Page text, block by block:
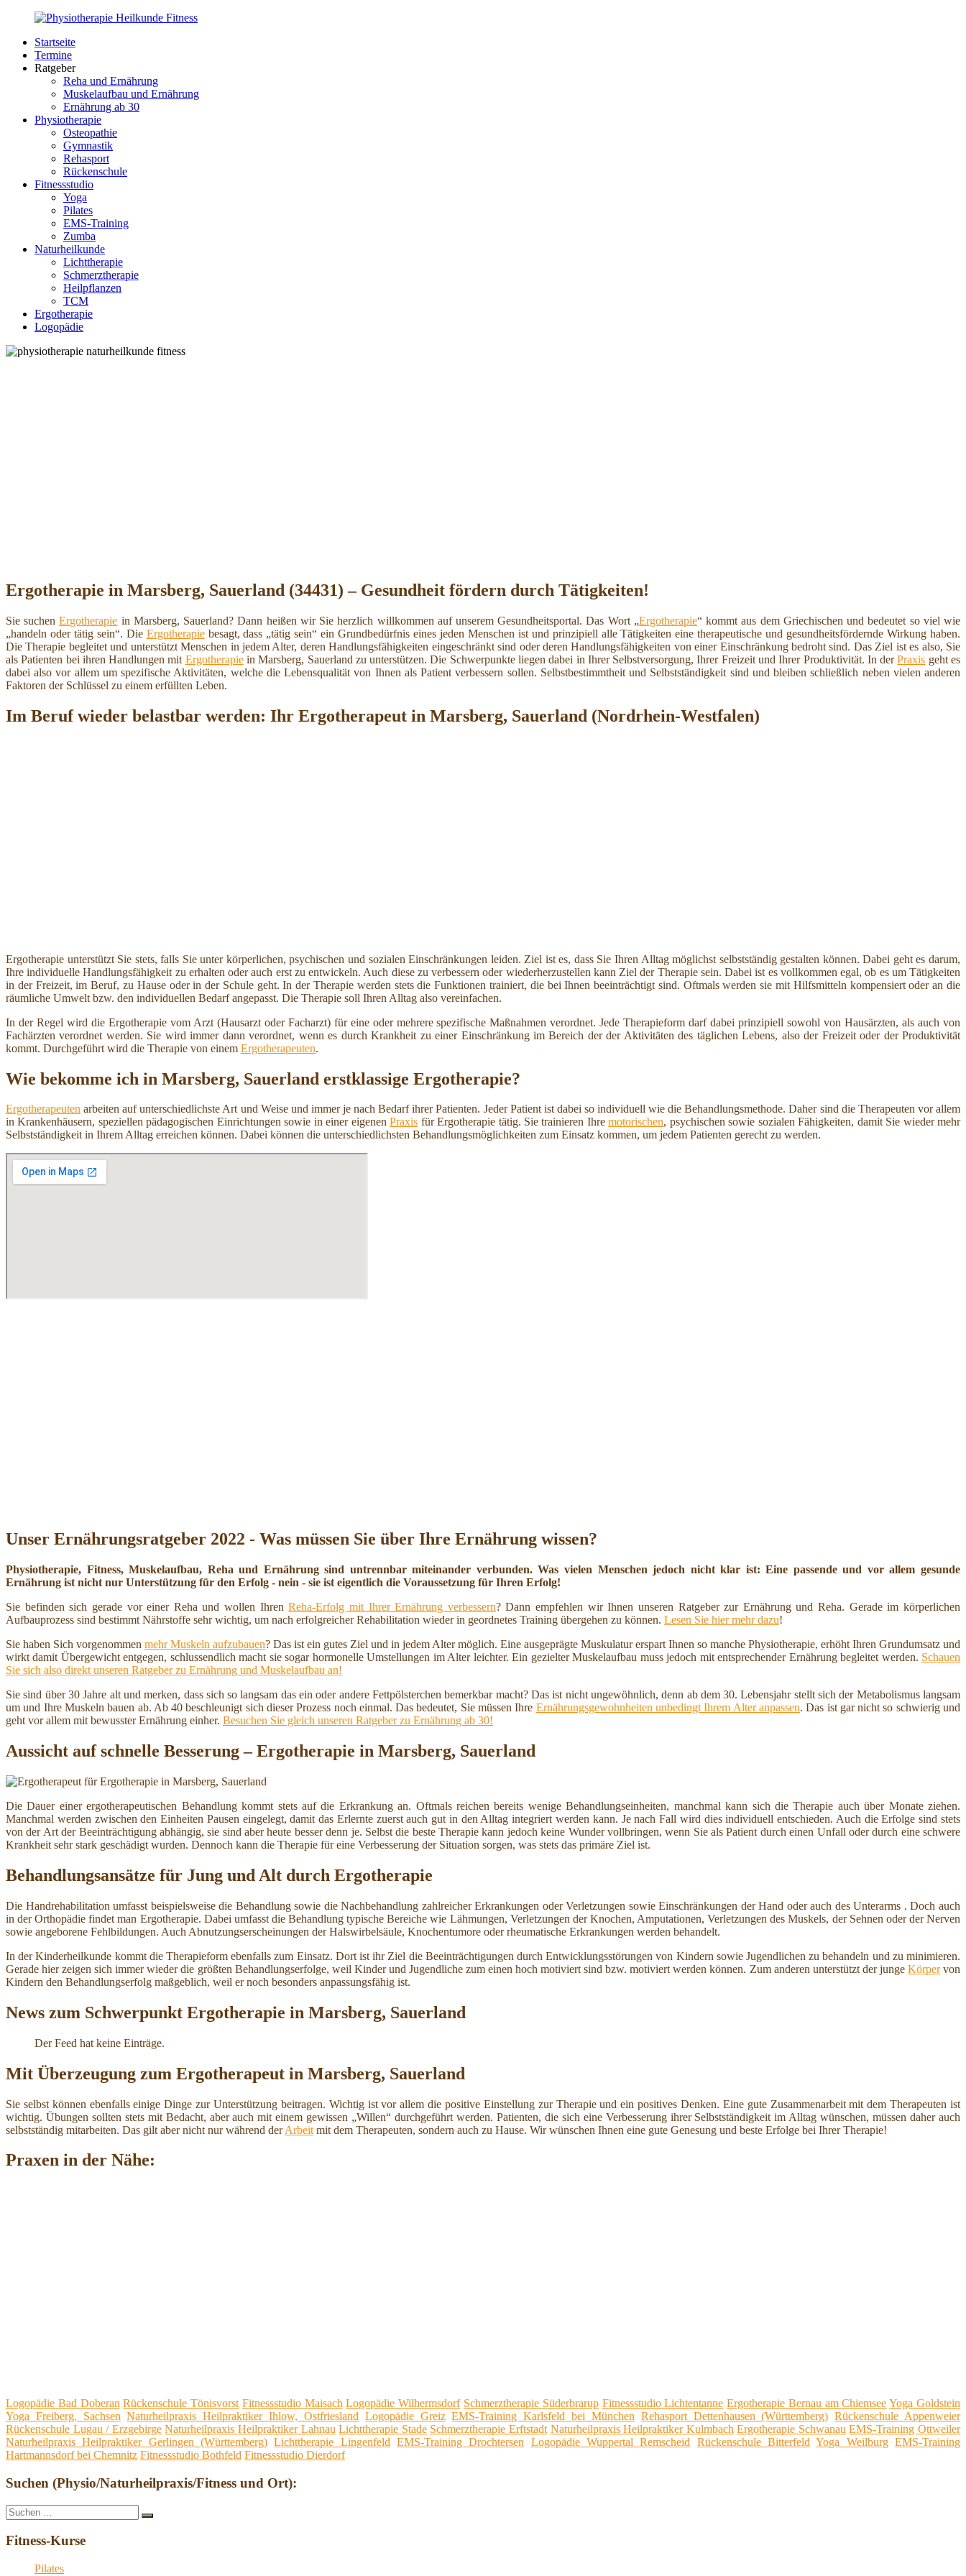
Zurück
Inhalt
PhysioMed-
Fit.de
Gesundheit
Startseite
Termine
Ratgeber
Reha und Ernährung
Muskelaufbau und Ernährung
Ernährung ab 30
Physiotherapie
Osteopathie
Gymnastik
Rehasport
Rückenschule
Fitnessstudio
Yoga
Pilates
EMS-Training
Zumba
Naturheilkunde
Lichttherapie
Schmerztherapie
Heilpflanzen
TCM
Ergotherapie
Logopädie
Ergotherapie in Marsberg, Sauerland (34431) – Gesundheit fördern durch Tätigkeiten!
Sie suchenErgotherapie in Marsberg, Sauerland? Dann heißen wir Sie herzlich willkommen auf unserem Gesundheitsportal. Das Wort „Ergotherapie“ kommt aus dem Griechischen und bedeutet so viel wie
„handeln oder tätig sein“. Die Ergotherapiebesagt, dass „tätig sein“ ein Grundbedürfnis eines jeden Menschen ist und prinzipiell alle Tätigkeiten eine therapeutische und gesundheitsfördernde Wirkung haben.
Die Therapie begleitet und unterstützt Menschen in jedem Alter, deren Handlungsfähigkeiten eingeschränkt sind oder deren Handlungsfähigkeiten von einer Einschränkung bedroht sind. Das Ziel ist es also, Sie
als Patienten bei ihren Handlungen mit Ergotherapiein Marsberg, Sauerland zu unterstützen. Die Schwerpunkte liegen dabei in Ihrer Selbstversorgung, Ihrer Freizeit und Ihrer Produktivität. In derPraxis geht es
dabei also vor allem um spezifische Aktivitäten, welche die Lebensqualität von Ihnen als Patient verbessern sollen. Selbstbestimmtheit und Selbstständigkeit sind und bleiben schließlich neben vielen anderen
Faktoren der Schlüssel zu einem erfüllten Leben.
Im Beruf wieder belastbar werden: Ihr Ergotherapeut in Marsberg, Sauerland (Nordrhein-Westfalen)
Ergotherapie unterstützt Sie stets, falls Sie unter körperlichen, psychischen und sozialen Einschränkungen leiden. Ziel ist es, dass Sie Ihren Alltag möglichst selbstständig gestalten können. Dabei geht es darum,
Ihre individuelle Handlungsfähigkeit zu erhalten oder auch erst zu entwickeln. Auch diese zu verbessern oder wiederherzustellen kann Ziel der Therapie sein. Dabei ist es vollkommen egal, ob es um Tätigkeiten
in der Freizeit, im Beruf, zu Hause oder in der Schule geht. In der Therapie werden stets die Funktionen trainiert, die bei Ihnen beeinträchtigt sind. Oftmals werden sie mit Hilfsmitteln kompensiert oder an die
räumliche Umwelt bzw. den individuellen Bedarf angepasst. Die Therapie soll Ihren Alltag also vereinfachen.
In der Regel wird die Ergotherapie vom Arzt (Hausarzt oder Facharzt) für eine oder mehrere spezifische Maßnahmen verordnet. Jede Therapieform darf dabei prinzipiell sowohl von Hausärzten, als auch von
Fachärzten verordnet werden. Sie wird immer dann verordnet, wenn es durch Krankheit zu einer Einschränkung im Bereich der der Aktivitäten des täglichen Lebens, also der Freizeit oder der Produktivität
kommt. Durchgeführt wird die Therapie von einem Ergotherapeuten.
Wie bekomme ich in Marsberg, Sauerland erstklassige Ergotherapie?
Ergotherapeuten arbeiten auf unterschiedlichste Art und Weise und immer je nach Bedarf ihrer Patienten. Jeder Patient ist dabei so individuell wie die Behandlungsmethode. Daher sind die Therapeuten vor allem
in Krankenhäusern, speziellen pädagogischen Einrichtungen sowie in einer eigenenPraxis für Ergotherapie tätig. Sie trainieren Ihremotorischen, psychischen sowie sozialen Fähigkeiten, damit Sie wieder mehr
Selbstständigkeit in Ihrem Alltag erreichen können. Dabei können die unterschiedlichsten Behandlungsmöglichkeiten zum Einsatz kommen, um jedem Patienten gerecht zu werden.
Unser Ernährungsratgeber 2022 - Was müssen Sie über Ihre Ernährung wissen?
Physiotherapie, Fitness, Muskelaufbau, Reha und Ernährung sind untrennbar miteinander verbunden. Was vielen Menschen jedoch nicht klar ist: Eine passende und vor allem gesunde
Ernährung ist nicht nur Unterstützung für den Erfolg - nein - sie ist eigentlich die Voraussetzung für Ihren Erfolg!
Sie befinden sich gerade vor einer Reha und wollen IhrenReha-Erfolg mit Ihrer Ernährung verbessern? Dann empfehlen wir Ihnen unseren Ratgeber zur Ernährung und Reha. Gerade im körperlichen
Aufbauprozess sind bestimmt Nährstoffe sehr wichtig, um nach erfolgreicher Rehabilitation wieder in geordnetes Training übergehen zu können. Lesen Sie hier mehr dazu!
Sie haben Sich vorgenommen mehr Muskeln aufzubauen? Das ist ein gutes Ziel und in jedem Alter möglich. Eine ausgeprägte Muskulatur erspart Ihnen so manche Physiotherapie, erhöht Ihren Grundumsatz und
wirkt damit Übergewicht entgegen, schlussendlich macht sie sogar hormonelle Umstellungen im Alter leichter. Ein gezielter Muskelaufbau muss jedoch mit entsprechender Ernährung begleitet werden. Schauen
Sie sich also direkt unseren Ratgeber zu Ernährung und Muskelaufbau an!
Sie sind über 30 Jahre alt und merken, dass sich so langsam das ein oder andere Fettpölsterchen bemerkbar macht? Das ist nicht ungewöhnlich, denn ab dem 30. Lebensjahr stellt sich der Metabolismus langsam
um und Ihre Muskeln bauen ab. Ab 40 beschleunigt sich dieser Prozess noch einmal. Das bedeutet, Sie müssen Ihre Ernährungsgewohnheiten unbedingt Ihrem Alter anpassen. Das ist gar nicht so schwierig und
geht vor allem mit bewusster Ernährung einher. Besuchen Sie gleich unseren Ratgeber zu Ernährung ab 30!
Aussicht auf schnelle Besserung – Ergotherapie in Marsberg, Sauerland
Die Dauer einer ergotherapeutischen Behandlung kommt stets auf die Erkrankung an. Oftmals reichen bereits wenige Behandlungseinheiten, manchmal kann sich die Therapie auch über Monate ziehen.
Manchmal werden zwischen den Einheiten Pausen eingelegt, damit das Erlernte zuerst auch gut in den Alltag integriert werden kann. Je nach Fall wird dies individuell entschieden. Auch die Erfolge sind stets
von der Art der Beeinträchtigung abhängig, sie sind aber heute besser denn je. Selbst die beste Therapie kann jedoch keine Wunder vollbringen, wenn Sie als Patient durch einen Unfall oder durch eine schwere
Krankheit sehr stark geschädigt wurden. Dennoch kann die Therapie für eine Verbesserung der Situation sorgen, was stets das primäre Ziel ist.
Behandlungsansätze für Jung und Alt durch Ergotherapie
Die Handrehabilitation umfasst beispielsweise die Behandlung sowie die Nachbehandlung zahlreicher Erkrankungen oder Verletzungen sowie Einschränkungen der Hand oder auch des Unterarms . Doch auch
in der Orthopädie findet man Ergotherapie. Dabei umfasst die Behandlung typische Bereiche wie Lähmungen, Verletzungen der Knochen, Amputationen, Verletzungen des Muskels, der Sehnen oder der Nerven
sowie angeborene Fehlbildungen. Auch Abnutzungserscheinungen der Halswirbelsäule, Knochentumore oder rheumatische Erkrankungen werden behandelt.
In der Kinderheilkunde kommt die Therapieform ebenfalls zum Einsatz. Dort ist ihr Ziel die Beeinträchtigungen durch Entwicklungsstörungen von Kindern sowie Jugendlichen zu behandeln und zu minimieren.
Gerade hier zeigen sich immer wieder die größten Behandlungserfolge, weil Kinder und Jugendliche zum einen hoch motiviert sind bzw. motiviert werden können. Zum anderen unterstützt der junge Körpervon
Kindern den Behandlungserfolg maßgeblich, weil er noch besonders anpassungsfähig ist.
News zum Schwerpunkt Ergotherapie in Marsberg, Sauerland
Der Feed hat keine Einträge.
Mit Überzeugung zum Ergotherapeut in Marsberg, Sauerland
Sie selbst können ebenfalls einige Dinge zur Unterstützung beitragen. Wichtig ist vor allem die positive Einstellung zur Therapie und ein positives Denken. Eine gute Zusammenarbeit mit dem Therapeuten ist
wichtig. Übungen sollten stets mit Bedacht, aber auch mit einem gewissen „Willen“ durchgeführt werden. Patienten, die sich eine Verbesserung ihrer Selbstständigkeit im Alltag wünschen, müssen daher auch
selbstständig mitarbeiten. Das gilt aber nicht nur während derArbeit mit dem Therapeuten, sondern auch zu Hause. Wir wünschen Ihnen eine gute Genesung und beste Erfolge bei Ihrer Therapie!
Praxen in der Nähe:
Logopädie Bad Doberan Rückenschule Tönisvorst Fitnessstudio Maisach Logopädie Wilhermsdorf Schmerztherapie Süderbrarup Fitnessstudio Lichtentanne Ergotherapie Bernau am Chiemsee Yoga Goldstein
Yoga Freiberg, Sachsen Naturheilpraxis Heilpraktiker Ihlow, Ostfriesland Logopädie Greiz EMS-Training Karlsfeld bei München Rehasport Dettenhausen (Württemberg) Rückenschule Appenweier
Rückenschule Lugau / Erzgebirge Naturheilpraxis Heilpraktiker Lahnau Lichttherapie Stade Schmerztherapie Erftstadt Naturheilpraxis Heilpraktiker Kulmbach Ergotherapie Schwanau EMS-Training Ottweiler
Naturheilpraxis Heilpraktiker Gerlingen (Württemberg) Lichttherapie Lingenfeld EMS-Training Drochtersen Logopädie Wuppertal Remscheid Rückenschule Bitterfeld Yoga Weilburg EMS-Training
Hartmannsdorf bei Chemnitz Fitnessstudio Bothfeld Fitnessstudio Dierdorf
Suchen (Physio/Naturheilpraxis/Fitness und Ort):
Suche
nach:
Suchen
Fitness-Kurse
Pilates